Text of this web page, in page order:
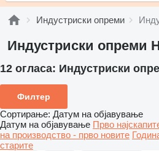
Индустриски опреми
Индустриски опреми
12 огласа: Индустриски
Филтер
Сортирање: Датум на објавување
Датум на објавување Прво
на производство - прво новите
старите